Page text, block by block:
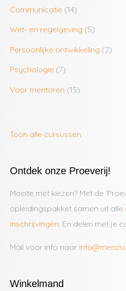
Communicatie (14)
Wet- en regelgeving (5)
Persoonlijke ontwikkeling (2)
Psychologie (7)
Voor mentoren (15)
Toon alle cursussen
Ontdek onze Proeverij!
Moeite met kiezen? Met de
opleidingspakket samen uit alle
inschrijvingen. En delen met je
Mail voor info naar
Winkelmand